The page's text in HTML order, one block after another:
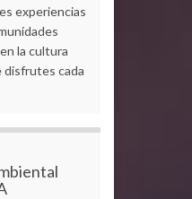
experiencias
la cultura
disfrutes cada